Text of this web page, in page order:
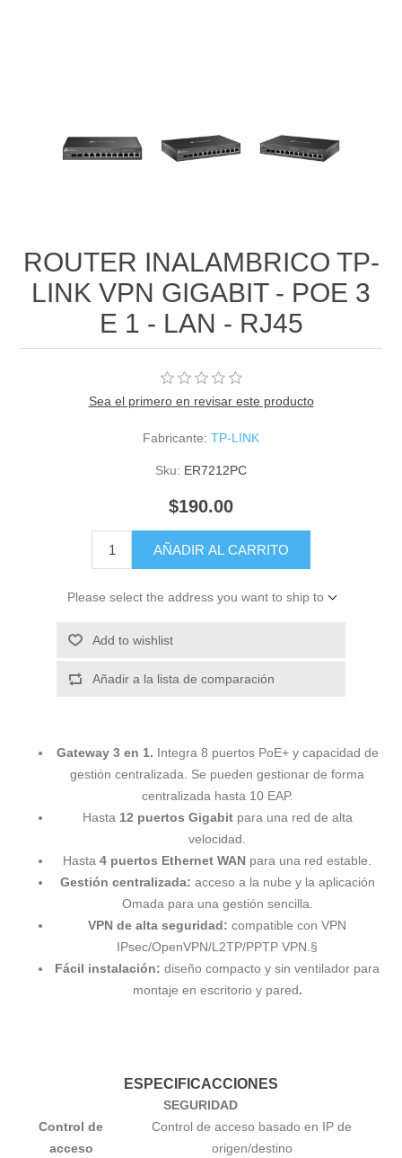
ROUTER INALAMBRICO TP-
LINK VPN GIGABIT - POE 3
E 1 - LAN - RJ45
Sea el primero en revisar este producto
Fabricante: TP-LINK
Sku: ER7212PC
$190.00
AÑADIR AL CARRITO
Please select the address you want to ship to
Add to wishlist
Añadir a la lista de comparación
Gateway 3 en 1. Integra 8 puertos PoE+ y capacidad de
gestión centralizada. Se pueden gestionar de forma
centralizada hasta 10 EAP.
Hasta12 puertos Gigabit para una red de alta
velocidad.
Hasta 4 puertos Ethernet WAN para una red estable.
Gestión centralizada: acceso a la nube y la aplicación
Omada para una gestión sencilla.
VPN de alta seguridad: compatible con VPN
IPsec/OpenVPN/L2TP/PPTP VPN.§
Fácil instalación: diseño compacto y sin ventilador para
montaje en escritorio y pared.
ESPECIFICACCIONES
SEGURIDAD
Control de
acceso
Control de acceso basado en IP de
origen/destino